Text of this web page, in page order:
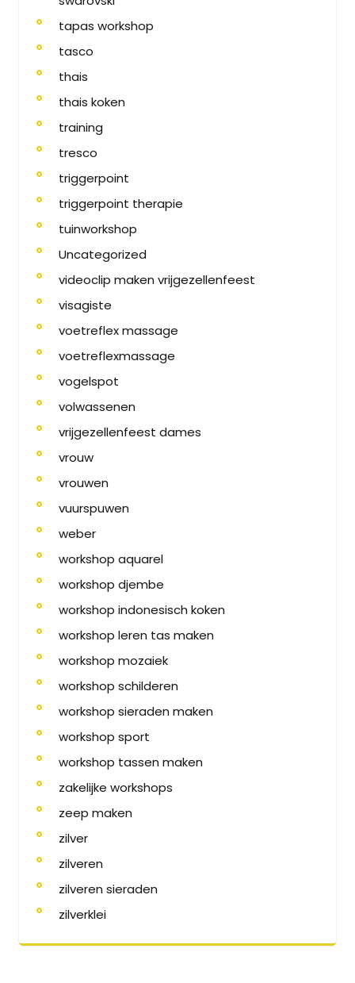
tapas workshop
tasco
thais
thais koken
training
tresco
triggerpoint
triggerpoint therapie
tuinworkshop
Uncategorized
videoclip maken vrijgezellenfeest
visagiste
voetreflex massage
voetreflexmassage
vogelspot
volwassenen
vrijgezellenfeest dames
vrouw
vrouwen
vuurspuwen
weber
workshop aquarel
workshop djembe
workshop indonesisch koken
workshop leren tas maken
workshop mozaiek
workshop schilderen
workshop sieraden maken
workshop sport
workshop tassen maken
zakelijke workshops
zeep maken
zilver
zilveren
zilveren sieraden
zilverklei